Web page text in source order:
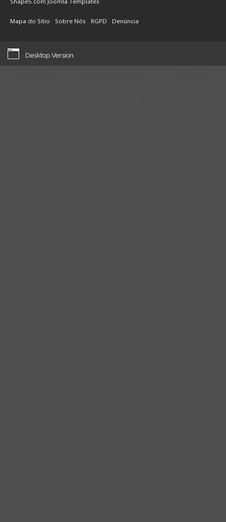
Mapa do Sítio Sobre Nós RGPD Denúncia
Desktop Version